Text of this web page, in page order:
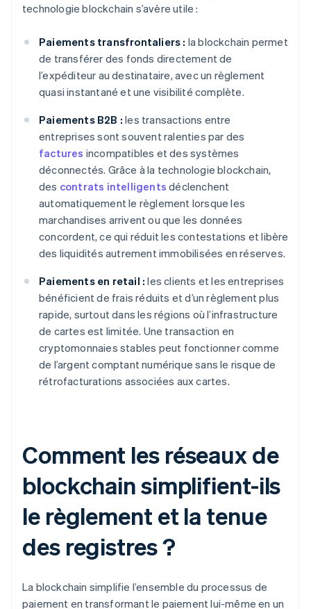
technologie blockchain s’avère utile :
Paiements transfrontaliers : la blockchain permet
de transférer des fonds directement de
l’expéditeur au destinataire, avec un règlement
quasi instantané et une visibilité complète.
Paiements B2B : les transactions entre
entreprises sont souvent ralenties par des
factures incompatibles et des systèmes
déconnectés. Grâce à la technologie blockchain,
des contrats intelligents déclenchent
automatiquement le règlement lorsque les
marchandises arrivent ou que les données
concordent, ce qui réduit les contestations et libère
des liquidités autrement immobilisées en réserves.
Paiements en retail : les clients et les entreprises
bénéficient de frais réduits et d’un règlement plus
rapide, surtout dans les régions où l’infrastructure
de cartes est limitée. Une transaction en
cryptomonnaies stables peut fonctionner comme
de l’argent comptant numérique sans le risque de
rétrofacturations associées aux cartes.
Comment les réseaux de
blockchain simplifient-ils
le règlement et la tenue
des registres ?
La blockchain simplifie l’ensemble du processus de
paiement en transformant le paiement lui-même en un